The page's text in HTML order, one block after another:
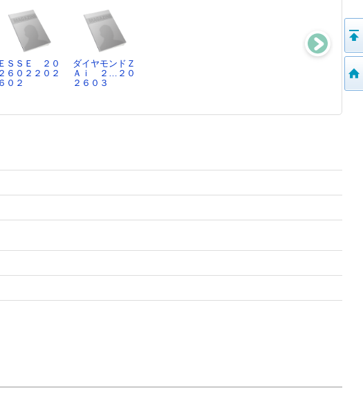
ＥＳＳＥ ２０
２６０２２０２
６０２
ダイヤモンドＺ
Ａｉ ２…２０
２６０３
22年…２０２６